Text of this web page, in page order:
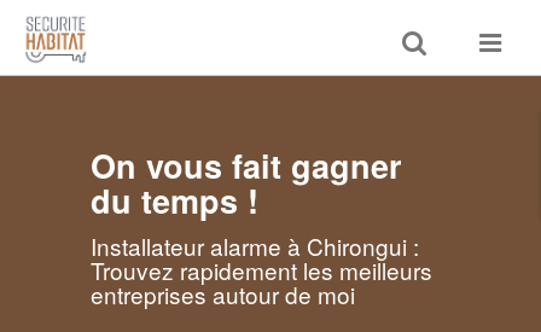
Toggle
search
Toggle
On vous fait gagner
du temps !
Installateur alarme à Chirongui :
Trouvez rapidement les meilleurs
entreprises autour de moi